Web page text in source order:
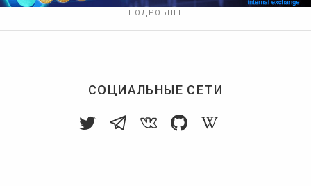
ПОДРОБНЕЕ
СОЦИАЛЬНЫЕ СЕТИ